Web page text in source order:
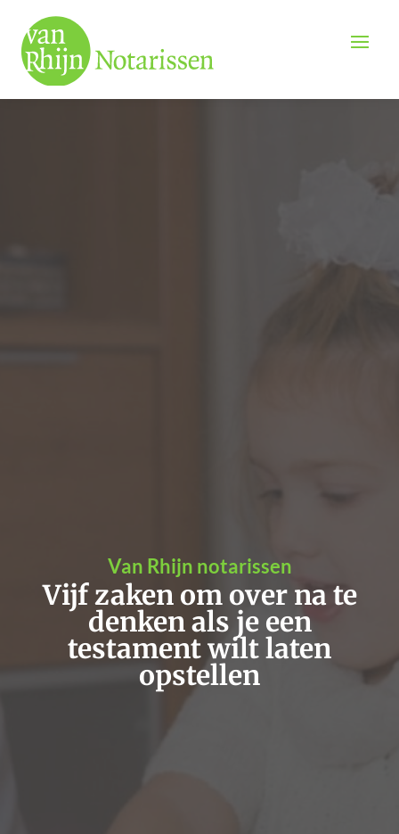
Van Rhijn notarissen
Vijf zaken om over na te
denken als je een
testament wilt laten
opstellen